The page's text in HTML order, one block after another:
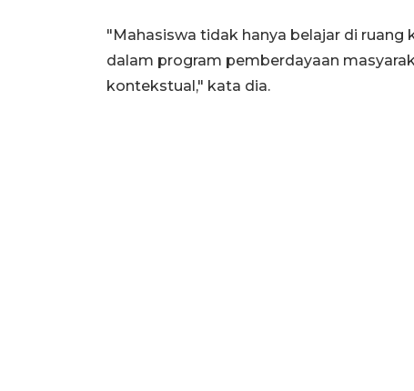
"Mahasiswa tidak hanya belajar di
dalam program pemberdayaan
kontekstual," kata dia.